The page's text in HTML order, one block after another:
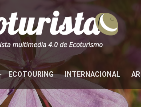
ECOTOURING INTERNACIONAL